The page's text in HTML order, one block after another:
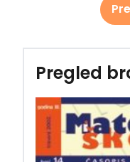
Pregled